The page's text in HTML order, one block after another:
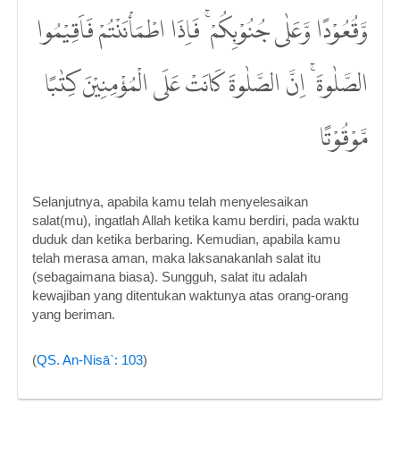
وَّقُعُوْدًا وَّعَلٰى جُنُوْبِكُمْ ۚ فَاِذَا اطْمَأْنَنْتُمْ فَاَقِيْمُوا
الصَّلٰوةَ ۚ اِنَّ الصَّلٰوةَ كَانَتْ عَلَى الْمُؤْمِنِيْنَ كِتٰبًا
مَّوْقُوْتًا
Selanjutnya, apabila kamu telah menyelesaikan
salat(mu), ingatlah Allah ketika kamu berdiri, pada waktu
duduk dan ketika berbaring. Kemudian, apabila kamu
telah merasa aman, maka laksanakanlah salat itu
(sebagaimana biasa). Sungguh, salat itu adalah
kewajiban yang ditentukan waktunya atas orang-orang
yang beriman.
(QS. An-Nisā`: 103)